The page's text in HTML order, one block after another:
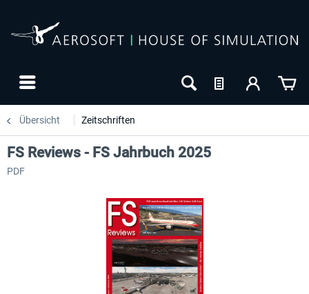
Übersicht Zeitschriften
FS Reviews - FS Jahrbuch 2025
PDF